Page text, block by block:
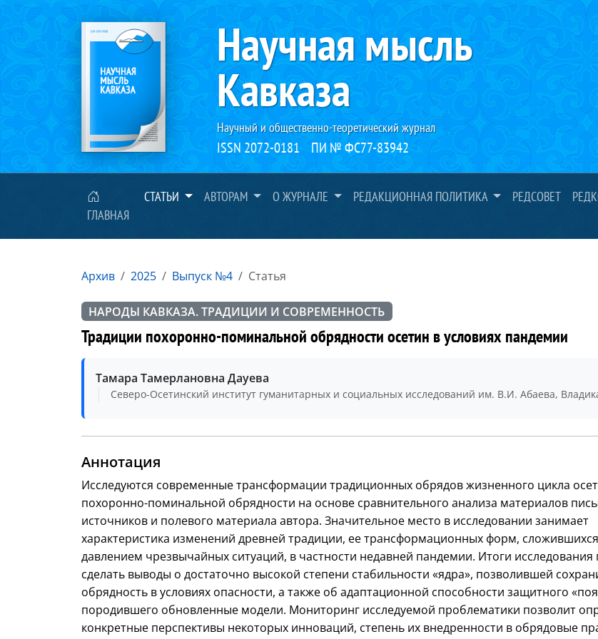
Научная мысль
Кавказа
Научный и общественно-теоретический журнал
ISSN 2072-0181 ПИ № ФС77-83942
ГЛАВНАЯ
СТАТЬИ АВТОРАМ О ЖУРНАЛЕ РЕДАКЦИОННАЯ ПОЛИТИКА РЕДСОВЕТ
Архив 2025 Выпуск №4 Статья
НАРОДЫ КАВКАЗА. ТРАДИЦИИ И СОВРЕМЕННОСТЬ
Традиции похоронно-поминальной обрядности осетин в условиях пандемии
Тамара Тамерлановна Дауева
Северо-Осетинский институт гуманитарных и социальных исследований им. В.И. Абаева,
Аннотация
Исследуются современные трансформации традиционных обрядов жизненного цикла
похоронно-поминальной обрядности на основе сравнительного анализа материалов
источников и полевого материала автора. Значительное место в исследовании занимает
характеристика изменений древней традиции, ее трансформационных форм,
давлением чрезвычайных ситуаций, в частности недавней пандемии. Итоги исследования
сделать выводы о достаточно высокой степени стабильности «ядра», позволившей
обрядность в условиях опасности, а также об адаптационной способности защитного
породившего обновленные модели. Мониторинг исследуемой проблематики позволит
конкретные перспективы некоторых инноваций, степень их внедренности в обрядовые